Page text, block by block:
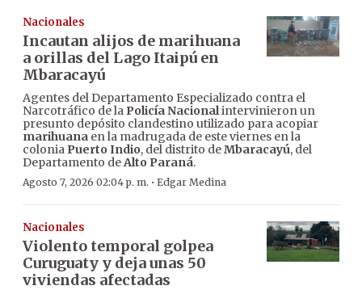
Nacionales
Incautan alijos de marihuana
a orillas del Lago Itaipú en
Mbaracayú
Agentes del Departamento Especializado contra el
Narcotráfico de la Policía Nacionalintervinieron un
presunto depósito clandestino utilizado para acopiar
marihuana en la madrugada de este viernes en la
colonia Puerto Indio, del distrito deMbaracayú, del
Departamento deAlto Paraná.
Agosto 7, 2026 02:04 p. m. · Edgar Medina
Nacionales
Violento temporal golpea
Curuguaty y deja unas 50
viviendas afectadas